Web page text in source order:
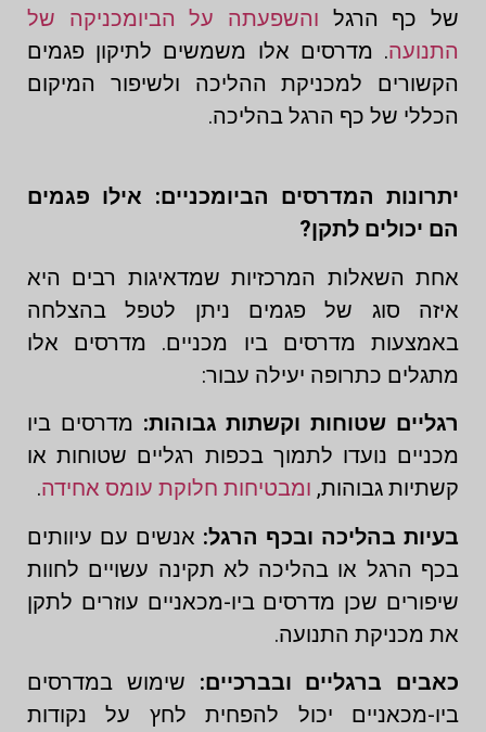
של כף הרגל והשפעתה על הביומכניקה של
התנועה. מדרסים אלו משמשים לתיקון פגמים
הקשורים למכניקת ההליכה ולשיפור המיקום
הכללי של כף הרגל בהליכה.
יתרונות המדרסים הביומכניים: אילו פגמים
הם יכולים לתקן?
אחת השאלות המרכזיות שמדאיגות רבים היא
איזה סוג של פגמים ניתן לטפל בהצלחה
באמצעות מדרסים ביו מכניים. מדרסים אלו
מתגלים כתרופה יעילה עבור:
רגליים שטוחות וקשתות גבוהות: מדרסים ביו
מכניים נועדו לתמוך בכפות רגליים שטוחות או
קשתיות גבוהות, ומבטיחות חלוקת עומס אחידה.
בעיות בהליכה ובכף הרגל: אנשים עם עיוותים
בכף הרגל או בהליכה לא תקינה עשויים לחוות
שיפורים שכן מדרסים ביו-מכאניים עוזרים לתקן
את מכניקת התנועה.
כאבים ברגליים ובברכיים: שימוש במדרסים
ביו-מכאניים יכול להפחית לחץ על נקודות